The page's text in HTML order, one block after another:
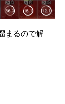
まるので解